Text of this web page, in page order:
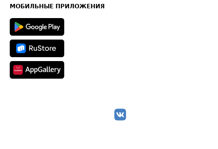
Техническая информация
МОБИЛЬНЫЕ ПРИЛОЖЕНИЯ